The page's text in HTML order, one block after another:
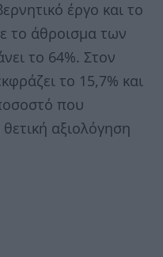
έργο και το
το άθροισμα των
το 64%. Στον
το 15,7% και
που
αξιολόγηση